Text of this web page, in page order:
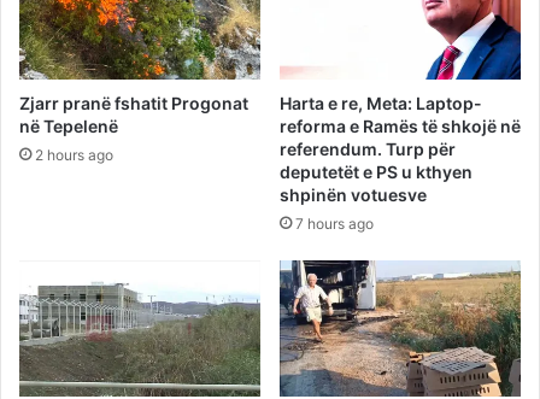
Zjarr pranë fshatit Progonat
në Tepelenë
2 hours ago
Harta e re, Meta: Laptop-
reforma e Ramës të shkojë në
referendum. Turp për
deputetët e PS u kthyen
shpinën votuesve
7 hours ago